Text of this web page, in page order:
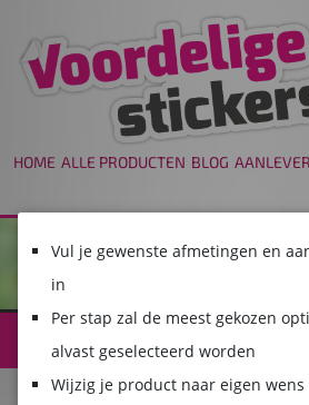
HOME ALLE PRODUCTEN BLOG
Vul je gewenste afmetingen en
in
Per stap zal de meest gekozen
alvast geselecteerd worden
Wijzig je product naar eigen wens